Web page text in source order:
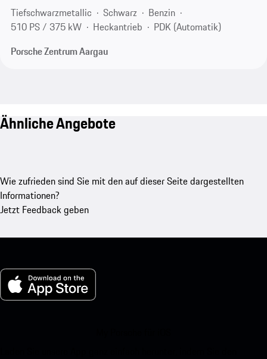
Tiefschwarzmetallic
Schwarz
Benzin
510 PS / 375 kW
Heckantrieb
PDK (Automatik)
Porsche Zentrum Aargau
Ähnliche Angebote
Wie zufrieden sind Sie mit den auf dieser Seite dargestellten
Informationen?
Jetzt Feedback geben